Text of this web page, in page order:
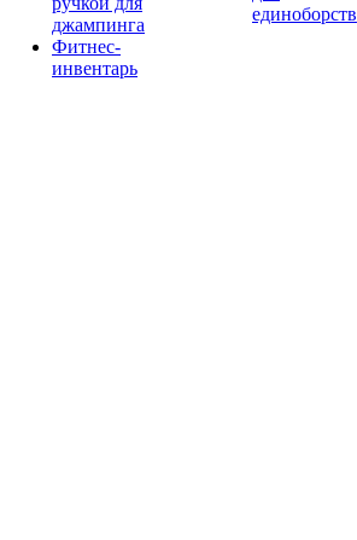
джампинга
Фитнес-
инвентарь
единоборств